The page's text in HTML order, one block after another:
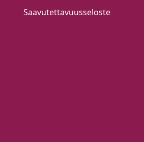
Saavutettavuusseloste